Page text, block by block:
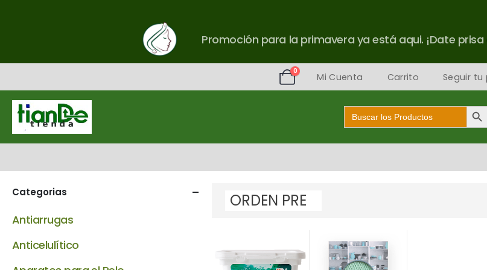
Promoción para la primavera ya está aqui. ¡Date
0
Mi Cuenta Carrito Seguir tu
Buscar:
Categorias
Antiarrugas
Anticelulítico